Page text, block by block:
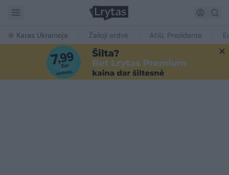
Karas Ukrainoje Žalioji erdvė Ačiū, Prezidente